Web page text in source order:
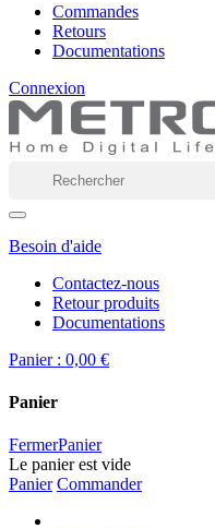
Commandes
Retours
Documentations
Connexion
Besoin d'aide
Contactez-nous
Retour produits
Documentations
Panier : 0,00 €
Panier
FermerPanier
Le panier est vide
Panier Commander